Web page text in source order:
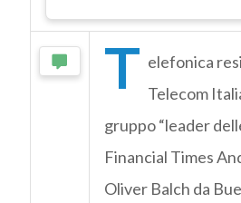
T elefonica
Telecom
gruppo “leader
Financial Times
Oliver Balch da